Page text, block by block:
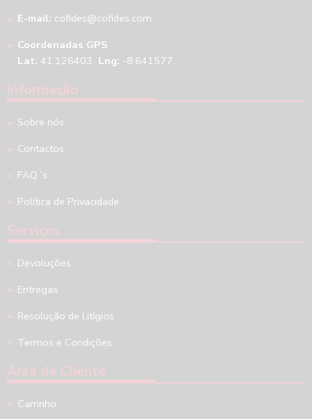
E-mail: cofides@cofides.com
Coordenadas GPS
Lat: 41.126403 Lng: -8.641577
Informação
Sobre nós
Contactos
FAQ´s
Política de Privacidade
Serviços
Devoluções
Entregas
Resolução de Litígios
Termos e Condições
Área de Cliente
Carrinho